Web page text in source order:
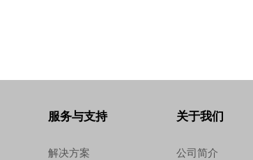
服务与支持
解决方案
关于我们
公司简介